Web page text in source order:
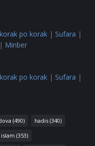
po korak | Sufara |
| Minber
po korak | Sufara |
(490) hadis (340)
islam (353)